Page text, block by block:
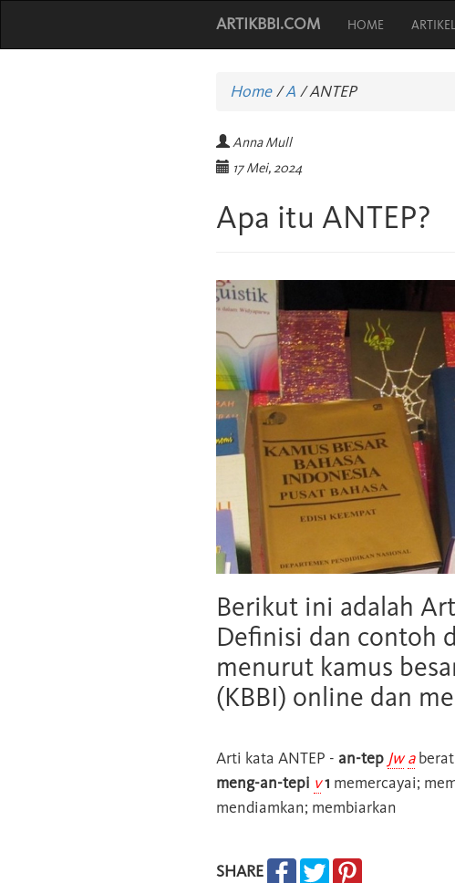
ARTIKBBI.COM HOME ARTIKEL
Home/A /ANTEP
Anna Mull
17 Mei, 2024
Apa itu ANTEP?
Berikut ini adalah
Definisi dan contoh
menurut kamus
(KBBI) online dan
Arti kata ANTEP - an-tep Jw a
meng-an-tepi v1 memercayai;
mendiamkan; membiarkan
SHARE